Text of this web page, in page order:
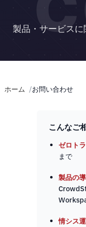
製品・サービス
ホーム お問い合わせ
こんなご
ゼロト
まで
製品の
情シス